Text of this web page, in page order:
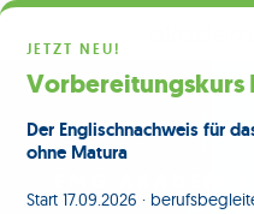
JETZT NEU!
Vorbereitungskurs
Der Englischnachweis für
ohne Matura
Start 17.09.2026 ·